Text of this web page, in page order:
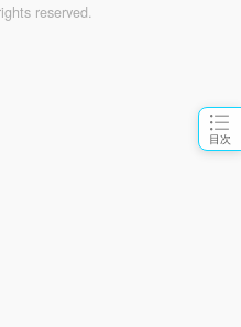
目次
reserved.